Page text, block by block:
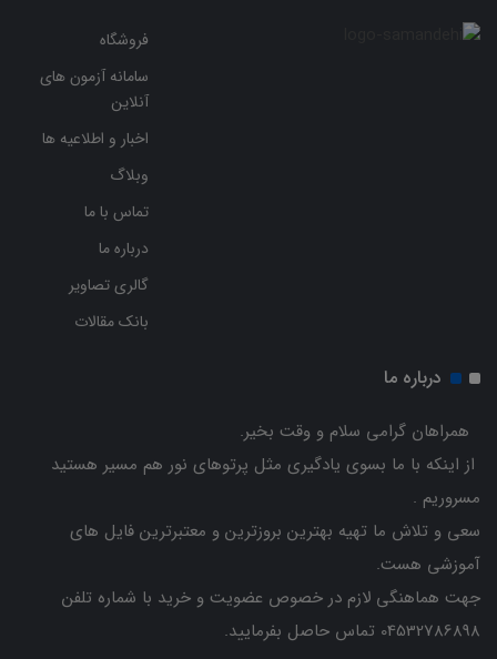
فروشگاه
سامانه آزمون های
آنلاین
اخبار و اطلاعیه ها
وبلاگ
تماس با ما
درباره ما
گالری تصاویر
بانک مقالات
درباره ما
همراهان گرامی سلام و وقت بخیر.
از اینکه با ما بسوی یادگیری مثل پرتوهای نور هم مسیر هستید
مسروریم .
سعی و تلاش ما تهیه بهترین بروزترین و معتبرترین فایل های
آموزشی هست.
جهت هماهنگی لازم در خصوص عضویت و خرید با شماره تلفن
04532786898 تماس حاصل بفرمایید.